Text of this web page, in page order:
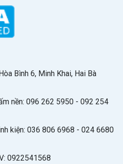
Bình 6, Minh Khai, Hai Bà
nền: 096 262 5950 - 092 254
kiện: 036 806 6968 - 024 6680
0922541568